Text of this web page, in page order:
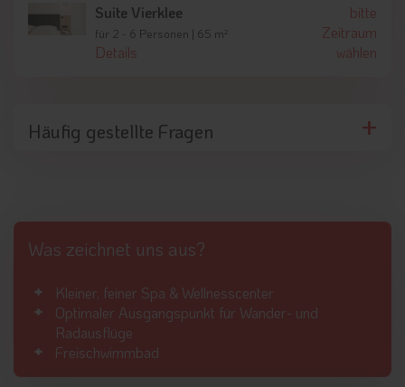
Suite Vierklee
für 2 - 6 Personen | 65 m²
Details
bitte
Zeitraum
wählen
Häufig gestellte Fragen
Was zeichnet uns aus?
Kleiner, feiner Spa & Wellnesscenter
Optimaler Ausgangspunkt für Wander- und
Radausflüge
Freischwimmbad